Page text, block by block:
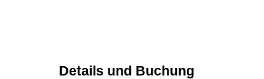
Details und Buchung